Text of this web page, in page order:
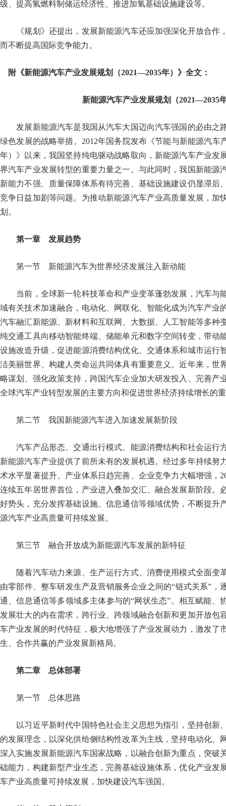
级、提高氢燃料制储运经济性、推进加氢基础设施建设等。
《规划》还提出，发展新能源汽车还应加强深化开放合作
而不断提高国际竞争能力。
附《新能源汽车产业发展规划（2021—2035年）》全文：
新能源汽车产业发展规划（2021—2035
发展新能源汽车是我国从汽车大国迈向汽车强国的必由之
绿色发展的战略举措。2012年国务院发布《节能与新能源汽车
年）》以来，我国坚持纯电驱动战略取向，新能源汽车产业发
界汽车产业发展转型的重要力量之一。与此同时，我国新能源
新能力不强、质量保障体系有待完善、基础设施建设仍显滞后
竞争日益加剧等问题。为推动新能源汽车产业高质量发展，加
划。
第一章 发展趋势
第一节 新能源汽车为世界经济发展注入新动能
当前，全球新一轮科技革命和产业变革蓬勃发展，汽车与
域有关技术加速融合，电动化、网联化、智能化成为汽车产业
汽车融汇新能源、新材料和互联网、大数据、人工智能等多种
纯交通工具向移动智能终端、储能单元和数字空间转变，带动
设施改造升级，促进能源消费结构优化、交通体系和城市运行
洁美丽世界、构建人类命运共同体具有重要意义。近年来，世
略谋划、强化政策支持，跨国汽车企业加大研发投入、完善产
全球汽车产业转型发展的主要方向和促进世界经济持续增长
第二节 我国新能源汽车进入加速发展新阶段
汽车产品形态、交通出行模式、能源消费结构和社会运行
新能源汽车产业提供了前所未有的发展机遇。经过多年持续努
术水平显著提升、产业体系日趋完善、企业竞争力大幅增强，
连续五年居世界首位，产业进入叠加交汇、融合发展新阶段。
好势头，充分发挥基础设施、信息通信等领域优势，不断提升
源汽车产业高质量可持续发展。
第三节 融合开放成为新能源汽车发展的新特征
随着汽车动力来源、生产运行方式、消费使用模式全面变
由零部件、整车研发生产及营销服务企业之间的“链式关系”，
通、信息通信等多领域多主体参与的“网状生态”。相互赋能、
发展壮大的内在需求，跨行业、跨领域融合创新和更加开放包
车产业发展的时代特征，极大地增强了产业发展动力，激发了
生、合作共赢的产业发展新格局。
第二章 总体部署
第一节 总体思路
以习近平新时代中国特色社会主义思想为指引，坚持创新
的发展理念，以深化供给侧结构性改革为主线，坚持电动化、
深入实施发展新能源汽车国家战略，以融合创新为重点，突破
础能力，构建新型产业生态，完善基础设施体系，优化产业发
车产业高质量可持续发展，加快建设汽车强国。